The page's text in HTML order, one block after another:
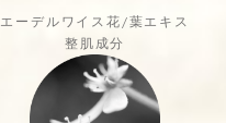
エーデルワイス花/葉エキス
整肌成分